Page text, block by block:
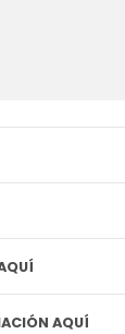
AQUÍ
AQUÍ